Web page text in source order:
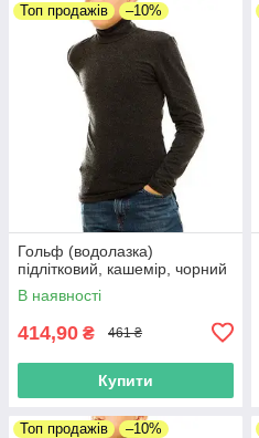
Топ продажів –10%
Гольф (водолазка)
підлітковий, кашемір, чорний
В наявності
414,90 ₴ 461 ₴
Купити
Топ продажів –10%